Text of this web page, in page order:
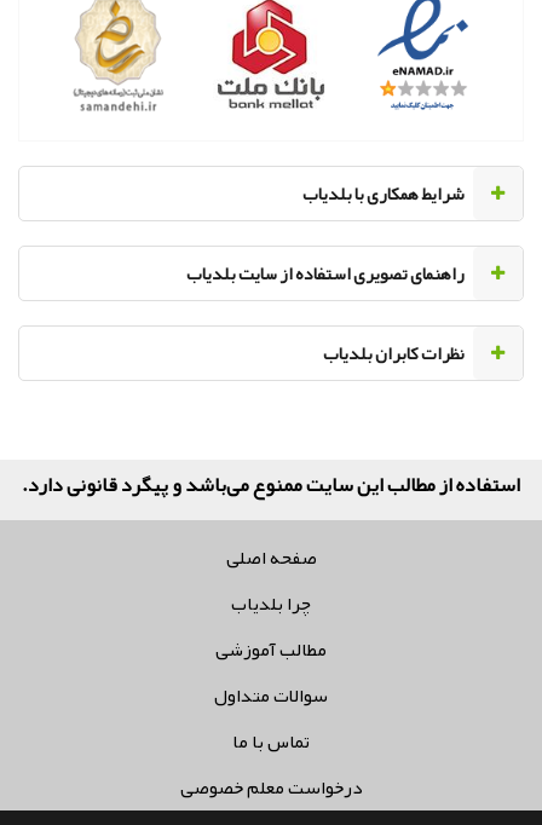
‌شرایط همکاری با بلدیاب
راهنمای تصویری استفاده از سایت بلدیاب
نظرات کابران بلدیاب
کلی
صفحه اصلی
چرا بلدیاب
مطالب آموزشی
سوالات متداول
تماس با ما
درخواست معلم خصوصی